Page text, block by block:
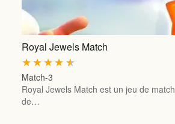
Royal Jewels Match
★
★
★
★
★
Match-3
Royal Jewels Match est un jeu de
de…